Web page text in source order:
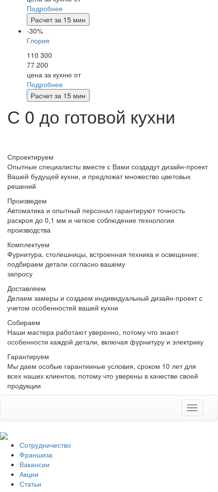
Подробнее
Расчет за 15 мин
-30%
Глория
110 300
77 200
цена за кухню от
Подробнее
Расчет за 15 мин
С 0 до готовой кухни
Спроектируем
Опытные специалисты вместе с Вами создадут дизайн-проект
Вашей будущей кухни, и предложат множество цветовых
решений
Произведем
Автоматика и опытный персонал гарантируют точность
раскроя до 0,1 мм и четкое соблюдение технологии
производства
Комплектуем
Фурнитура, столешницы, встроенная техника и освещение:
подбираем детали согласно вашему
запросу
Доставляем
Делаем замеры и создаем индивидуальный дизайн-проект с
учетом особенностей вашей кухни
Собираем
Наши мастера работают уверенно, потому что знают
особенности каждой детали, включая фурнитуру и электрику
Гарантируем
Мы даем особые гарантииные условия, сроком 10 лет для
всех наших клиентов, потому что уверены в качестве своей
продукции
Toggle
Сотрудничество
Франшиза
Вакансии
Акции
Статьи